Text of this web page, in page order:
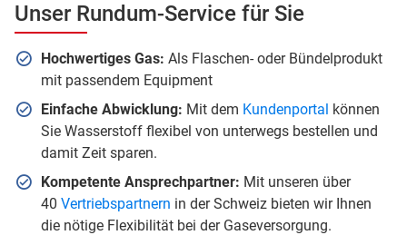
Unser Rundum-Service für Sie
Hochwertiges Gas: Als Flaschen- oder Bündelprodukt
mit passendem Equipment
Einfache Abwicklung: Mit dem Kundenportal können
Sie Wasserstoff flexibel von unterwegs bestellen und
damit Zeit sparen.
Kompetente Ansprechpartner: Mit unseren über
40 Vertriebspartnern in der Schweiz bieten wir Ihnen
die nötige Flexibilität bei der Gaseversorgung.